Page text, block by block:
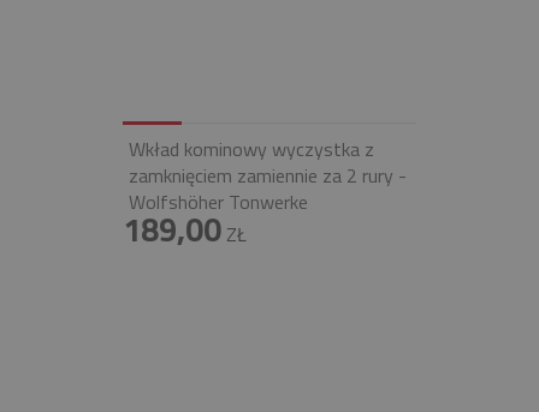
Wkład kominowy wyczystka z
zamknięciem zamiennie za 2 rury -
Wolfshöher Tonwerke
189,00ZŁ